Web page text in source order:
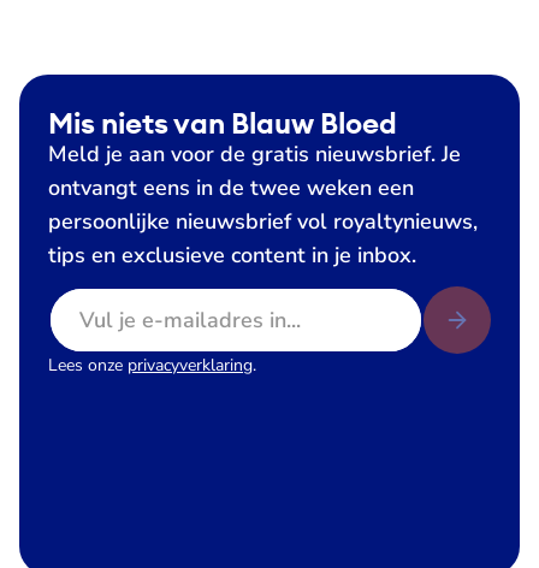
Mis niets van Blauw Bloed
Meld je aan voor de gratis nieuwsbrief. Je
ontvangt eens in de twee weken een
persoonlijke nieuwsbrief vol royaltynieuws,
tips en exclusieve content in je inbox.
E-mailadres
Lees onze privacyverklaring.